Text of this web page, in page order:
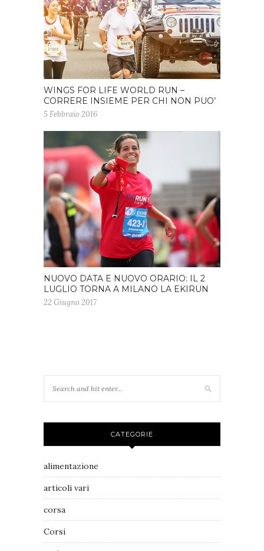
WINGS FOR LIFE WORLD RUN –
CORRERE INSIEME PER CHI NON PUO’
5 Febbraio 2016
NUOVO DATA E NUOVO ORARIO: IL 2
LUGLIO TORNA A MILANO LA EKIRUN
22 Giugno 2017
CATEGORIE
alimentazione
articoli vari
corsa
Corsi